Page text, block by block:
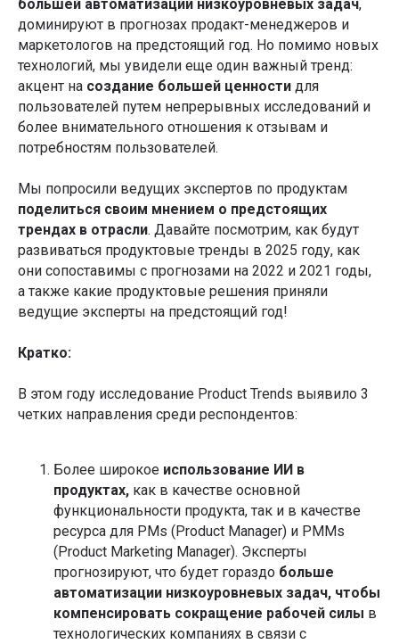
большей автоматизации низкоуровневых задач,
доминируют в прогнозах продакт-менеджеров и
маркетологов на предстоящий год. Но помимо новых
технологий, мы увидели еще один важный тренд:
акцент на создание большей ценности для
пользователей путем непрерывных исследований и
более внимательного отношения к отзывам и
потребностям пользователей.
Мы попросили ведущих экспертов по продуктам
поделиться своим мнением о предстоящих
трендах в отрасли. Давайте посмотрим, как будут
развиваться продуктовые тренды в 2025 году, как
они сопоставимы с прогнозами на 2022 и 2021 годы,
а также какие продуктовые решения приняли
ведущие эксперты на предстоящий год!
Кратко:
В этом году исследование Product Trends выявило 3
четких направления среди респондентов:
Более широкое использование ИИ в
продуктах, как в качестве основной
функциональности продукта, так и в качестве
ресурса для PMs (Product Manager) и PMMs
(Product Marketing Manager). Эксперты
прогнозируют, что будет гораздо больше
автоматизации низкоуровневых задач, чтобы
компенсировать сокращение рабочей силы в
технологических компаниях в связи с